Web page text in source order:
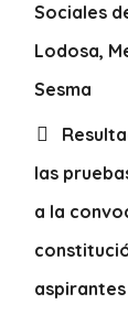
Sociales
Lodosa,
Sesma
las
a la